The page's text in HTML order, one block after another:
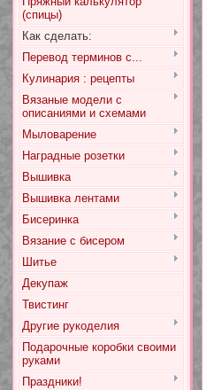
(спицы)
Как сделать:
Перевод терминов с...
Кулинария : рецепты
Вязаные модели с
описаниями и схемами
Мыловарение
Наградные розетки
Вышивка
Вышивка лентами
Бисеринка
Вязание с бисером
Шитье
Декупаж
Твистинг
Другие рукоделия
Подарочные коробки своими
руками
Праздники!